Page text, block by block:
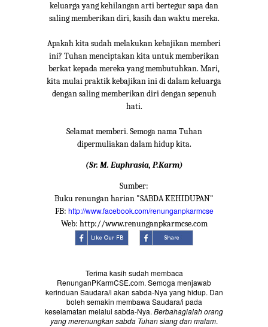
keluarga yang kehilangan arti bertegur sapa dan
saling memberikan diri, kasih dan waktu mereka.
Apakah kita sudah melakukan kebajikan memberi
ini? Tuhan menciptakan kita untuk memberikan
berkat kepada mereka yang membutuhkan. Mari,
kita mulai praktik kebajikan ini di dalam keluarga
dengan saling memberikan diri dengan sepenuh
hati.
Selamat memberi. Semoga nama Tuhan
dipermuliakan dalam hidup kita.
(Sr. M. Euphrasia, P.Karm)
Sumber:
Buku renungan harian "SABDA KEHIDUPAN"
FB: http://www.facebook.com/renunganpkarmcse
Web: http://www.renunganpkarmcse.com
Terima kasih sudah membaca
RenunganPKarmCSE.com. Semoga menjawab
kerinduan Saudara/i akan sabda-Nya yang hidup. Dan
boleh semakin membawa Saudara/i pada
keselamatan melalui sabda-Nya. Berbahagialah orang
yang merenungkan sabda Tuhan siang dan malam.